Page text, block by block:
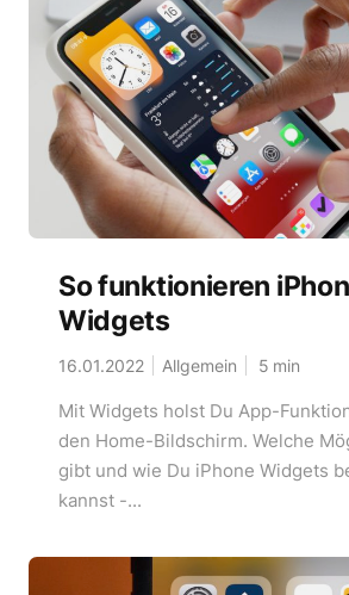
So funktionieren
Widgets
16.01.2022 Allgemein 5 min
Mit Widgets holst Du App-
den Home-Bildschirm. Welche
gibt und wie Du iPhone Widgets
kannst -...